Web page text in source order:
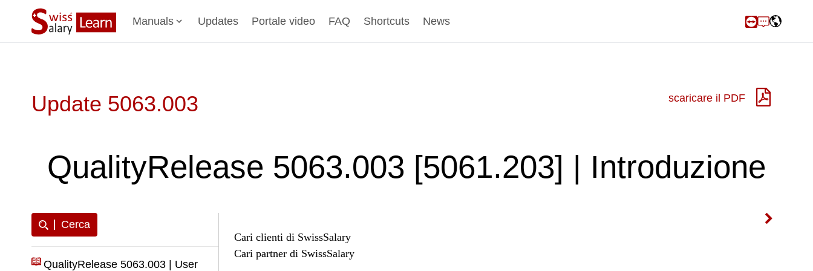
Manuals Updates Portale video FAQ Shortcuts News
Update 5063.003 scaricare il PDF
QualityRelease 5063.003 [5061.203] | Introduzione